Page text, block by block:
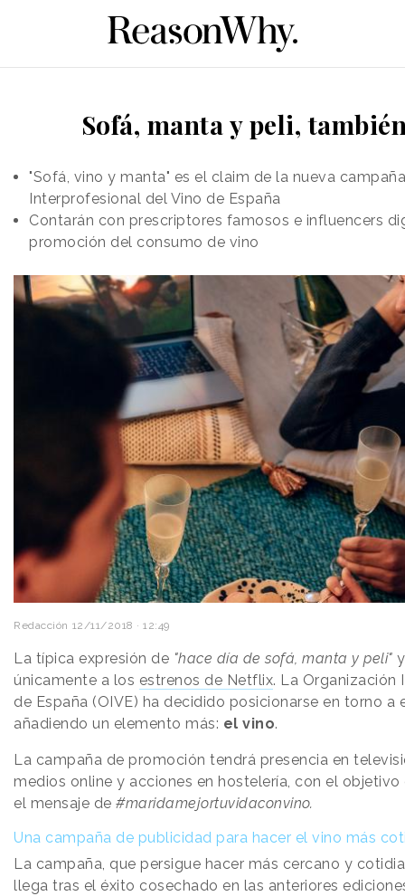
Sofá, manta y peli,
"Sofá, vino y manta" es el claim de la nueva
Interprofesional del Vino de España
Contarán con prescriptores famosos e influencers
promoción del consumo de vino
Redacción 12/11/2018 · 12:49
La típica expresión de "hace día de sofá, manta y peli"
únicamente a los estrenos de Netflix. La Organización
de España (OIVE) ha decidido posicionarse en torno a
añadiendo un elemento más: el vino.
La campaña de promoción tendrá presencia en
medios online y acciones en hostelería, con el
el mensaje de #maridamejortuvidaconvino.
Una campaña de publicidad para hacer el vino más
La campaña, que persigue hacer más cercano y
llega tras el éxito cosechado en las anteriores